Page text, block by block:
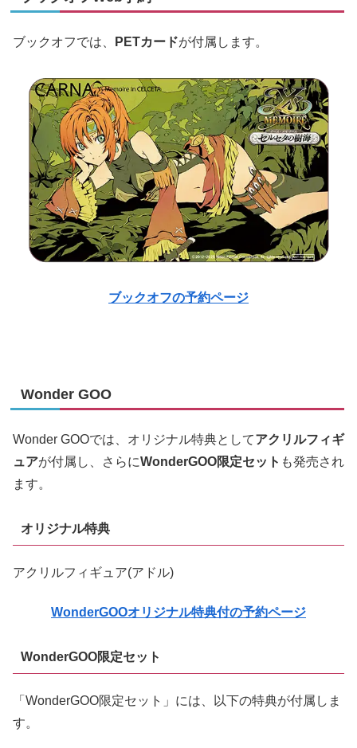
ブックオフでは、 PETカードが付属します。
ブックオフの予約ページ
Wonder GOO
Wonder GOOでは、オリジナル特典としてアクリルフィギ
ュアが付属し、さらにWonderGOO限定セット も発売され
ます。
オリジナル特典
アクリルフィギュア(アドル)
WonderGOOオリジナル特典付の予約ページ
WonderGOO限定セット
「WonderGOO限定セット」には、以下の特典が付属しま
す。